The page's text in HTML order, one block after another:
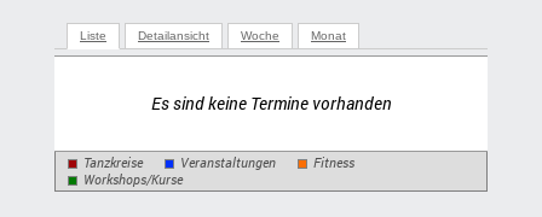
Liste Detailansicht Woche Monat
Es sind keine Termine vorhanden
Tanzkreise Veranstaltungen
Fitness
Workshops/Kurse